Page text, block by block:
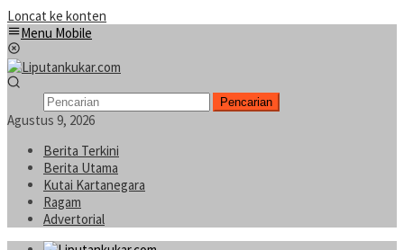
Loncat ke konten
Menu Mobile
Pencarian
Agustus 9, 2026
Berita Terkini
Berita Utama
Kutai Kartanegara
Ragam
Advertorial